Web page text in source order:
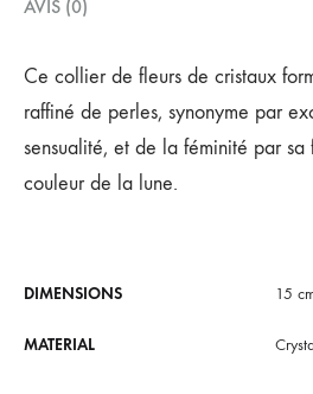
AVIS (0)
Ce collier de fleurs de cristaux
raffiné de perles, synonyme par
sensualité, et de la féminité par sa
couleur de la lune.
DIMENSIONS 15
MATERIAL